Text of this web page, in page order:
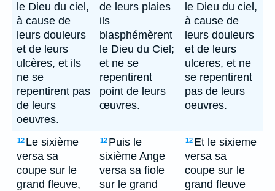
le Dieu du ciel,
à cause de
leurs douleurs
et de leurs
ulcères, et ils
ne se
repentirent pas
de leurs
oeuvres.
de leurs plaies
ils
blasphémèrent
le Dieu du Ciel;
et ne se
repentirent
point de leurs
œuvres.
le Dieu du ciel,
à cause de
leurs douleurs
et de leurs
ulceres, et ne
se repentirent
pas de leurs
oeuvres.
12 Le sixième
versa sa
coupe sur le
grand fleuve,
12 Puis le
sixième Ange
versa sa fiole
sur le grand
12 Et le sixieme
versa sa
coupe sur le
grand fleuve